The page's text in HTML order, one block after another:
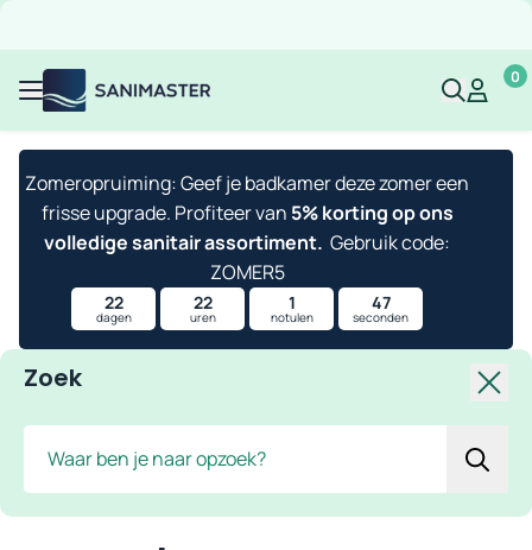
MenuSanimaster MijnMijn
0
Zomeropruiming: Geef je badkamer deze zomer een
frisse upgrade. Profiteer van 5% korting op ons
volledige sanitair assortiment. Gebruik code:
ZOMER5
22
dagen
22
uren
1
notulen
46
seconden
Zoek